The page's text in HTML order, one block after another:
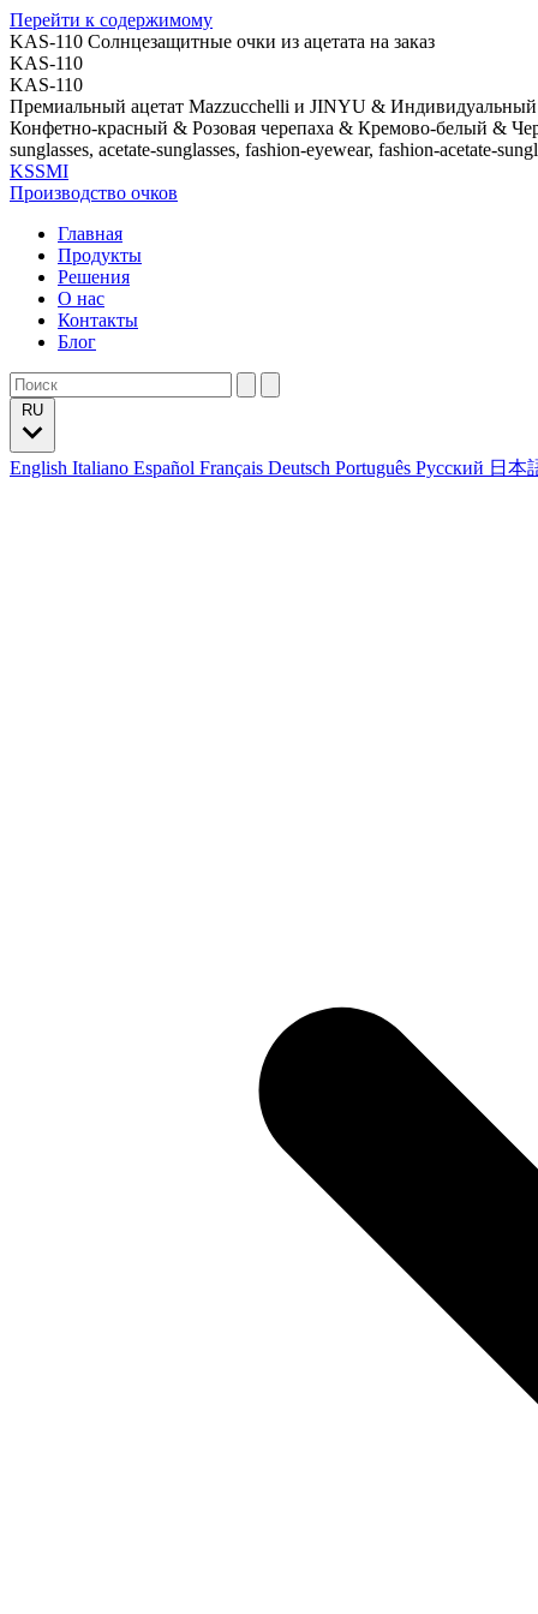
Перейти к содержимому
KAS-110 Солнцезащитные очки из ацетата на заказ
KAS-110
KAS-110
Премиальный ацетат Mazzucchelli и JINYU & Индивидуальный
Конфетно-красный & Розовая черепаха & Кремово-белый &
sunglasses, acetate-sunglasses, fashion-eyewear, fashion-acetate-
KSSMI
Производство очков
Главная
Продукты
Решения
О нас
Контакты
Блог
English Italiano Español Français Deutsch Português Русский 日本